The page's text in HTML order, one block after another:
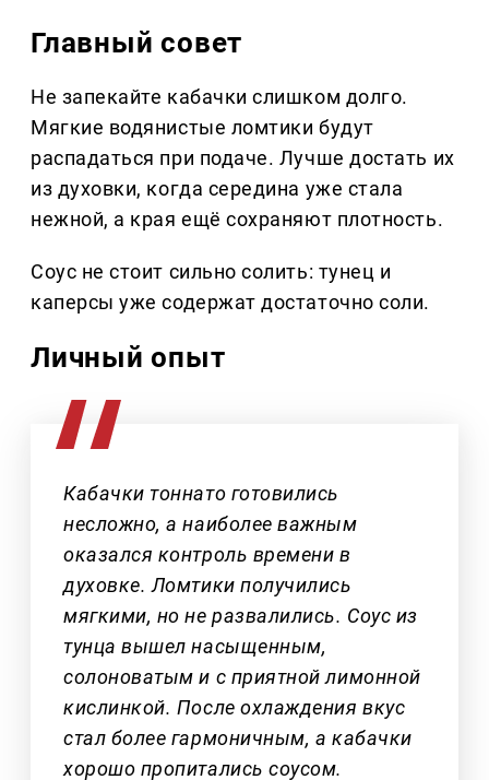
Главный совет
Не запекайте кабачки слишком долго.
Мягкие водянистые ломтики будут
распадаться при подаче. Лучше достать их
из духовки, когда середина уже стала
нежной, а края ещё сохраняют плотность.
Соус не стоит сильно солить: тунец и
каперсы уже содержат достаточно соли.
Личный опыт
Кабачки тоннато готовились
несложно, а наиболее важным
оказался контроль времени в
духовке. Ломтики получились
мягкими, но не развалились. Соус из
тунца вышел насыщенным,
солоноватым и с приятной лимонной
кислинкой. После охлаждения вкус
стал более гармоничным, а кабачки
хорошо пропитались соусом.